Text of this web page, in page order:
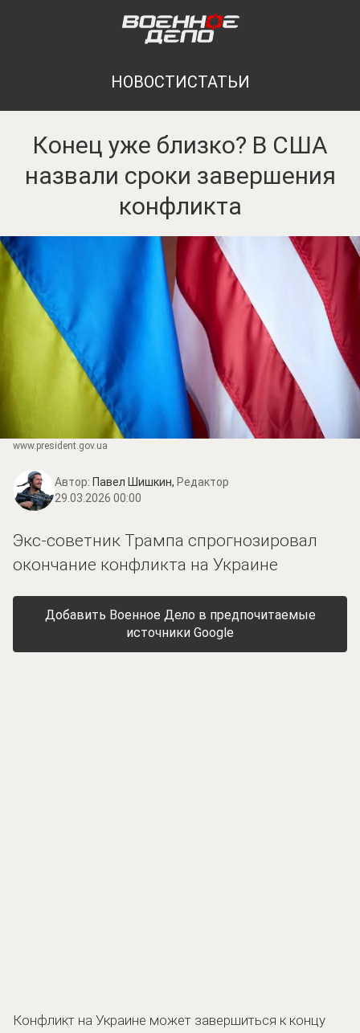
НОВОСТИСТАТЬИ
Конец уже близко? В США
назвали сроки завершения
конфликта
www.prеsidеnt.gоv.uа
Автор: Павел Шишкин, Редактор
29.03.2026 00:00
Экс-советник Трампа спрогнозировал
окончание конфликта на Украине
Добавить Военное Дело в предпочитаемые
источники Google
Конфликт на Украине может завершиться к концу